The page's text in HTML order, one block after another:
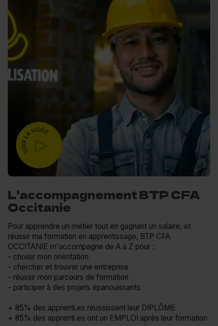
L'accompagnement BTP CFA
Occitanie
Pour apprendre un métier tout en gagnant un salaire, et
réussir ma formation en apprentissage, BTP CFA
OCCITANIE m'accompagne de A à Z pour :
- choisir mon orientation
- chercher et trouver une entreprise
- réussir mon parcours de formation
- participer à des projets épanouissants
+ 85% des apprenti.es réussissent leur DIPLÔME
+ 85% des apprenti.es ont un EMPLOI après leur formation